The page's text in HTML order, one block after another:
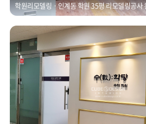
학원리모델링ㆍ인계동 학원 35평 리모델링공사
교습소인테리어ㆍ수원 광교 영어 수학 학원인테
Posted on
2021년 1월 1일 byCUBEDESIGN